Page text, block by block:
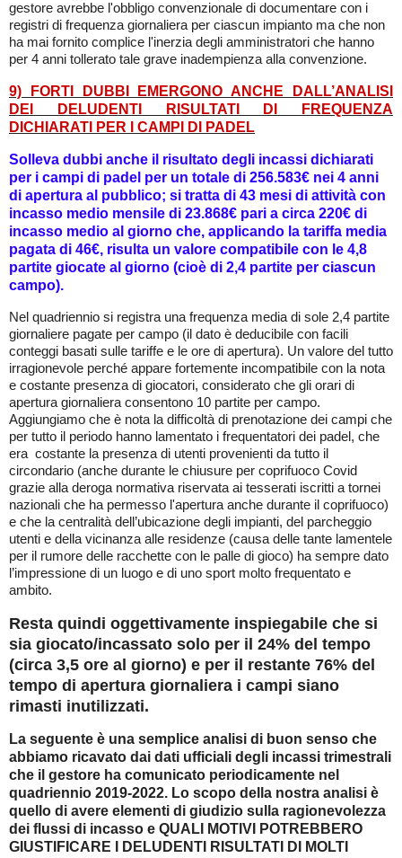
gestore avrebbe l'obbligo convenzionale di documentare con i
registri di frequenza giornaliera per ciascun impianto ma che non
ha mai fornito complice l'inerzia degli amministratori che hanno
per 4 anni tollerato tale grave inadempienza alla convenzione.
9) FORTI DUBBI EMERGONO ANCHE DALL’ANALISI
DEI DELUDENTI RISULTATI DI FREQUENZA
DICHIARATI PER I CAMPI DI PADEL
Solleva dubbi anche il risultato degli incassi dichiarati
per i campi di padel per un totale di 256.583€ nei 4 anni
di apertura al pubblico; si tratta di 43 mesi di attività con
incasso medio mensile di 23.868€ pari a circa 220€ di
incasso medio al giorno che, applicando la tariffa media
pagata di 46€, risulta un valore compatibile con le 4,8
partite giocate al giorno (cioè di 2,4 partite per ciascun
campo).
Nel quadriennio si registra una frequenza media di sole 2,4 partite
giornaliere pagate per campo (il dato è deducibile con facili
conteggi basati sulle tariffe e le ore di apertura). Un valore del tutto
irragionevole perché appare fortemente incompatibile con la nota
e costante presenza di giocatori, considerato che gli orari di
apertura giornaliera consentono 10 partite per campo.
Aggiungiamo che è nota la difficoltà di prenotazione dei campi che
per tutto il periodo hanno lamentato i frequentatori dei padel, che
era costante la presenza di utenti provenienti da tutto il
circondario (anche durante le chiusure per coprifuoco Covid
grazie alla deroga normativa riservata ai tesserati iscritti a tornei
nazionali che ha permesso l'apertura anche durante il coprifuoco)
e che la centralità dell’ubicazione degli impianti, del parcheggio
utenti e della vicinanza alle residenze (causa delle tante lamentele
per il rumore delle racchette con le palle di gioco) ha sempre dato
l’impressione di un luogo e di uno sport molto frequentato e
ambito.
Resta quindi oggettivamente inspiegabile che si
sia giocato/incassato solo per il 24% del tempo
(circa 3,5 ore al giorno) e per il restante 76% del
tempo di apertura giornaliera i campi siano
rimasti inutilizzati.
La seguente è una semplice analisi di buon senso che
abbiamo ricavato dai dati ufficiali degli incassi trimestrali
che il gestore ha comunicato periodicamente nel
quadriennio 2019-2022. Lo scopo della nostra analisi è
quello di avere elementi di giudizio sulla ragionevolezza
dei flussi di incasso e QUALI MOTIVI POTREBBERO
GIUSTIFICARE I DELUDENTI RISULTATI DI MOLTI